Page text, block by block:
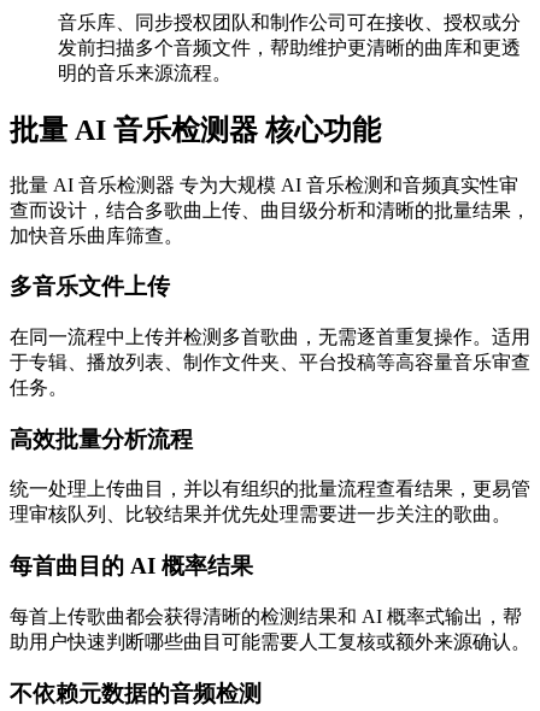
音乐库、同步授权团队和制作公司可在接收、授权或分
发前扫描多个音频文件，帮助维护更清晰的曲库和更透
明的音乐来源流程。
批量 AI 音乐检测器 核心功能
批量 AI 音乐检测器 专为大规模 AI 音乐检测和音频真实性审
查而设计，结合多歌曲上传、曲目级分析和清晰的批量结果，
加快音乐曲库筛查。
多音乐文件上传
在同一流程中上传并检测多首歌曲，无需逐首重复操作。适用
于专辑、播放列表、制作文件夹、平台投稿等高容量音乐审查
任务。
高效批量分析流程
统一处理上传曲目，并以有组织的批量流程查看结果，更易管
理审核队列、比较结果并优先处理需要进一步关注的歌曲。
每首曲目的 AI 概率结果
每首上传歌曲都会获得清晰的检测结果和 AI 概率式输出，帮
助用户快速判断哪些曲目可能需要人工复核或额外来源确认。
不依赖元数据的音频检测